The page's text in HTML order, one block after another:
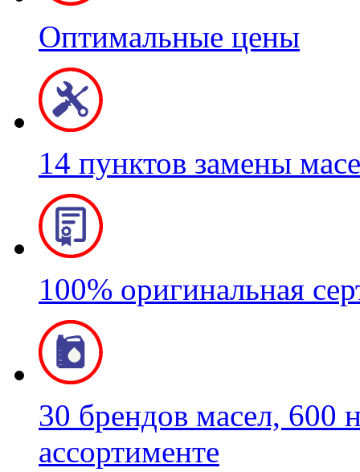
Оптимальные цены
14 пунктов замены
100% оригинальная
30 брендов масел, 600
ассортименте